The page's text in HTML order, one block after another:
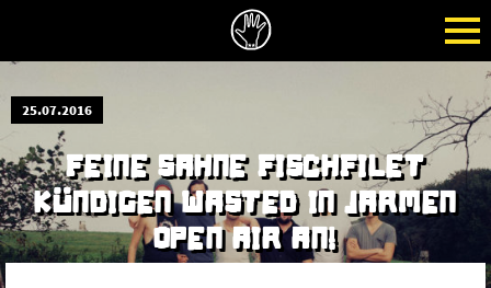
25.07.2016
FEINE SAHNE FISCHFILET
KÜNDIGEN WASTED IN JARMEN
OPEN AIR AN!